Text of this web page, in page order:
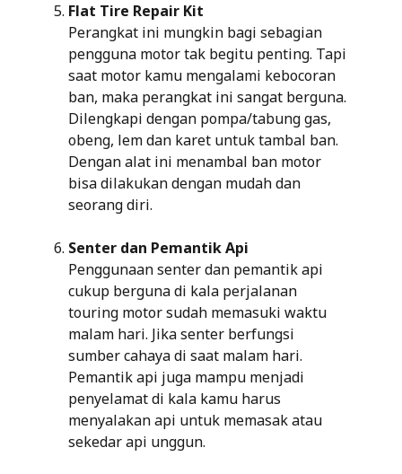
Flat Tire Repair Kit
Perangkat ini mungkin bagi sebagian
pengguna motor tak begitu penting. Tapi
saat motor kamu mengalami kebocoran
ban, maka perangkat ini sangat berguna.
Dilengkapi dengan pompa/tabung gas,
obeng, lem dan karet untuk tambal ban.
Dengan alat ini menambal ban motor
bisa dilakukan dengan mudah dan
seorang diri.
Senter dan Pemantik Api
Penggunaan senter dan pemantik api
cukup berguna di kala perjalanan
touring motor sudah memasuki waktu
malam hari. Jika senter berfungsi
sumber cahaya di saat malam hari.
Pemantik api juga mampu menjadi
penyelamat di kala kamu harus
menyalakan api untuk memasak atau
sekedar api unggun.